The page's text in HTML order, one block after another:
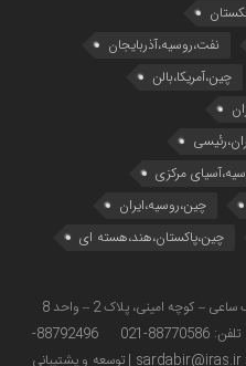
نفت،روسیه،آذربایجان
چین،آمریکا،بالن
مرکزی
چین،روسیه،ایران
چین،پاکستان،هند،هسته ای
| کدپستی: 1434734368 | تلفن: 88770586-021 88792496-
توسعه و پشتیبانی